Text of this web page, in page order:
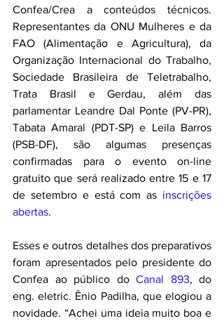
Confea/Crea a conteúdos técnicos.
Representantes da ONU Mulheres e da
FAO (Alimentação e Agricultura), da
Organização Internacional do Trabalho,
Sociedade Brasileira de Teletrabalho,
Trata Brasil e Gerdau, além das
parlamentar Leandre Dal Ponte (PV-PR),
Tabata Amaral (PDT-SP) e Leila Barros
(PSB-DF), são algumas presenças
confirmadas para o evento on-line
gratuito que será realizado entre 15 e 17
de setembro e está com as inscrições
abertas.
Esses e outros detalhes dos preparativos
foram apresentados pelo presidente do
Confea ao público do Canal 893, do
eng. eletric. Ênio Padilha, que elogiou a
novidade. “Achei uma ideia muito boa e